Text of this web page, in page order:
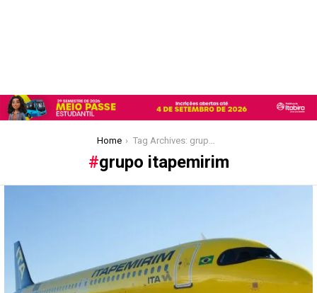
Home Tag Archives: grupo itapemirim
grupo itapemirim